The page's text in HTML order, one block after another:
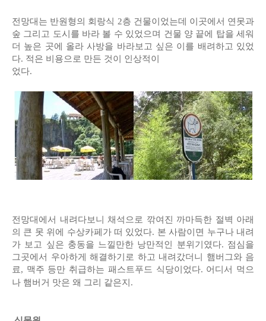
전망대는 반원형의 회랑식 2층 건물이었는데 이곳에서 연못과
숲 그리고 도시를 바라 볼 수 있었으며 건물 양 끝에 탑을 세워
더 높은 곳에 올라 사방을 바라보고 싶은 이를 배려하고 있었
다. 적은 비용으로 만든 것이 인상적이
었다.
전망대에서 내려다보니 채석으로 깎여진 까마득한 절벽 아래
의 큰 못 위에 수상카페가 떠 있었다. 본 사람이면 누구나 내려
가 보고 싶은 충동을 느낄만한 낭만적인 분위기였다. 점심을
그곳에서 우아하게 해결하기로 하고 내려갔더니 햄버그와 음
료, 맥주 등만 취급하는 패스트푸드 식당이었다. 어디서 먹으
나 햄버거 맛은 왜 그리 같은지.